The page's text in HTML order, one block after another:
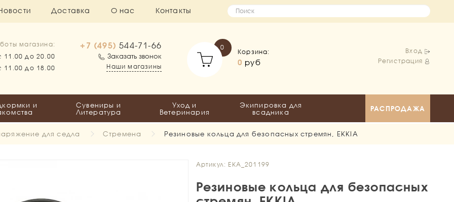
Доставка О нас Контакты
магазина:
11.00 до 20.00
11.00 до 18.00
+7 (495) 544-71-66
Заказать звонок
Наши магазины
0
Корзина:
0 руб
Вход
Регистрация
и
Сувениры и
Литература
Уход и
Ветеринария
Экипировка для
всадника
РАСПРОДАЖА
для седла Стремена Резиновые кольца для безопасных стремян, EKKIA
Артикул: EKA_201199
Резиновые кольца для безопасных